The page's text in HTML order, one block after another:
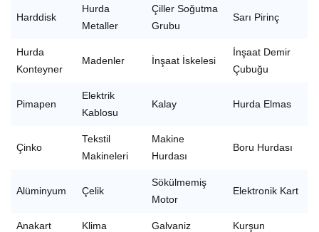
Harddisk
Hurda
Metaller
Çiller Soğutma
Grubu
Sarı Pirinç
Hurda
Konteyner
Madenler İnşaat İskelesi
İnşaat Demir
Çubuğu
Pimapen
Elektrik
Kablosu
Kalay Hurda Elmas
Çinko
Tekstil
Makineleri
Makine
Hurdası
Boru Hurdası
Alüminyum Çelik
Sökülmemiş
Motor
Elektronik Kart
Anakart Klima Galvaniz Kurşun